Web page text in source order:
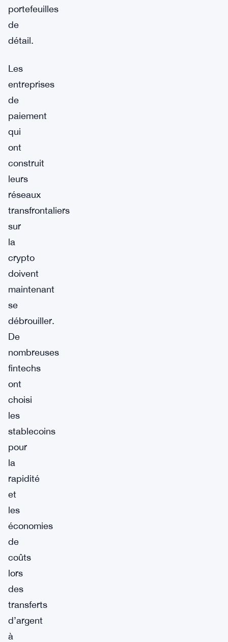
portefeuilles
de
détail.
Les
entreprises
de
paiement
qui
ont
construit
leurs
réseaux
transfrontaliers
sur
la
crypto
doivent
maintenant
se
débrouiller.
De
nombreuses
fintechs
ont
choisi
les
stablecoins
pour
la
rapidité
et
les
économies
de
coûts
lors
des
transferts
d’argent
à